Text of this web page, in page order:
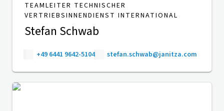
TEAMLEITER TECHNISCHER
VERTRIEBSINNENDIENST INTERNATIONAL
Stefan Schwab
+49 6441 9642-5104 stefan.schwab@janitza.com